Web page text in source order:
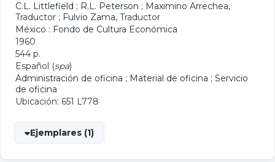
C.L. Littlefield ; R.L. Peterson ; Maximino Arrechea,
Traductor ; Fulvio Zama, Traductor
México : Fondo de Cultura Económica
1960
544 p.
Español (spa)
Administración de oficina ; Material de oficina ; Servicio
de oficina
Ubicación: 651 L778
Ejemplares (1)